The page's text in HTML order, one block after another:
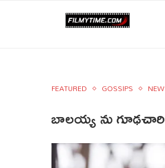
FEATURED GOSSIPS
బాలయ్య ను